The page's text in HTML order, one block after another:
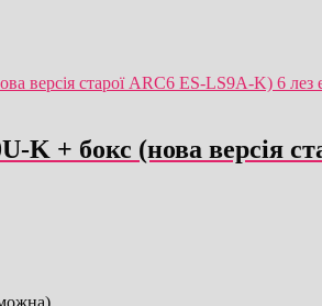
K + бокс (нова версія